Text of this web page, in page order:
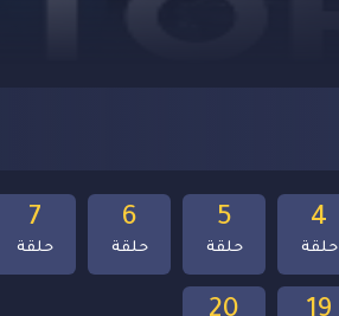
7
حلقة
6
حلقة
5
حلقة
4
حلقة